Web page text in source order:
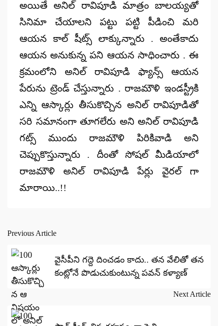
అయితే అనిల్ రావిపూడి మాత్రం బాలయ్యతో
సినిమా చేయాలని పట్టు పట్టి పీడించి మరి
ఆయన కాల్ షీట్స్ లాక్కున్నారు . అంతేకాదు
ఆయన అనుకున్న పని ఆయన సాధించారు . ఈ
క్రమంలోని అనిల్ రావిపూడి ఫ్యాన్స్ ఆయన
పేరును ట్రెండ్ చేస్తున్నారు . రాజమౌళి ఇండస్ట్రీకి
ఎన్ని ఆస్కార్లు తీసుకొచ్చిన అనిల్ రావిపూడితో
సరి సమానంగా తూగలేరు అని అనిల్ రావిపూడి
గట్స్ ముందు రాజమౌళి పిరికివాడి అని
చెప్పుకొస్తున్నారు . దీంతో సోషల్ మీడియాలో
రాజమౌళి అనిల్ రావిపూడి పేర్లు వైరల్ గా
మారాయి..!!
Post
navigation
Previous Article
వైసీపీని గద్దె దించడం కాదు.. తన వేలితో తన
కంట్లోనే పొడుచుకుంటున్న పవన్ కళ్యాణ్
Next Article